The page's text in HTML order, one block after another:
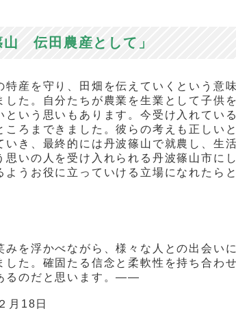
山 伝田農産として」
特産を守り、田畑を伝えていくという
した。自分たちが農業を生業として子供
という思いもあります。今受け入れてい
ころまできました。彼らの考えも正しい
いき、最終的には丹波篠山で就農し、生
思いの人を受け入れられる丹波篠山市に
ようお役に立っていける立場になれたらと
を浮かべながら、様々な人との出会い
した。確固たる信念と柔軟性を持ち合わ
るのだと思います。——
２月 18 日